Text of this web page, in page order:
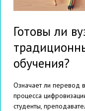
Готовы ли
обучения?
Означает ли перевод
процесса
студенты,